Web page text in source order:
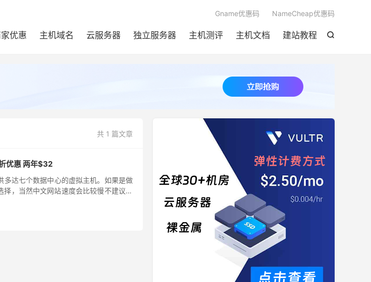

优惠 主机域名 云服务器 独立服务器 主机测评 主机文档 建站教程
Gname优惠码 NameCheap优惠码
共 1 篇文章
优惠 两年$32
达七个数据中心的虚拟主机。如果是做
，当然中文网站速度会比较慢不建议选